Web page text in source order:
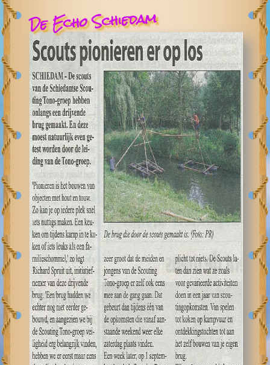
De Echo Schiedam